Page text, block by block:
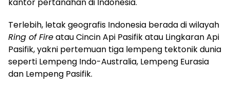
kantor pertanahan di Indonesia.
Terlebih, letak geografis Indonesia berada di wilayah
Ring of Fireatau Cincin Api Pasifik atau Lingkaran Api
Pasifik, yakni pertemuan tiga lempeng tektonik dunia
seperti Lempeng Indo-Australia, Lempeng Eurasia
dan Lempeng Pasifik.